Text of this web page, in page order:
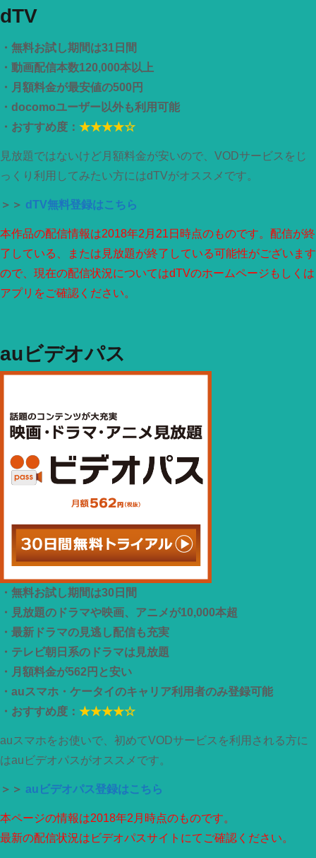
dTV
・無料お試し期間は31日間
・動画配信本数120,000本以上
・月額料金が最安値の500円
・docomoユーザー以外も利用可能
・おすすめ度： ★★★★☆
見放題ではないけど月額料金が安いので、VODサービスをじ
っくり利用してみたい方にはdTVがオススメです。
＞＞ dTV無料登録はこちら
本作品の配信情報は2018年2月21日時点のものです。配信が終
了している、または見放題が終了している可能性がございます
ので、現在の配信状況についてはdTVのホームページもしくは
アプリをご確認ください。
auビデオパス
・無料お試し期間は30日間
・見放題のドラマや映画、アニメが10,000本超
・最新ドラマの見逃し配信も充実
・テレビ朝日系のドラマは見放題
・月額料金が562円と安い
・auスマホ・ケータイのキャリア利用者のみ登録可能
・おすすめ度： ★★★★☆
auスマホをお使いで、初めてVODサービスを利用される方に
はauビデオパスがオススメです。
＞＞ auビデオパス登録はこちら
本ページの情報は2018年2月時点のものです。
最新の配信状況はビデオパスサイトにてご確認ください。